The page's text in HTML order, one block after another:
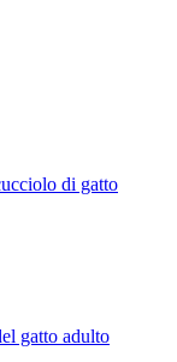
di gatto
gatto adulto